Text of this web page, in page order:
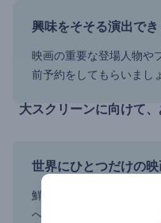
興味をそそる演出で
映画の重要な登場人物や
前予約をしてもらいまし
大スクリーンに向けて
世界にひとつだけの
鮮やかな色彩とスリリン
へ誘います。